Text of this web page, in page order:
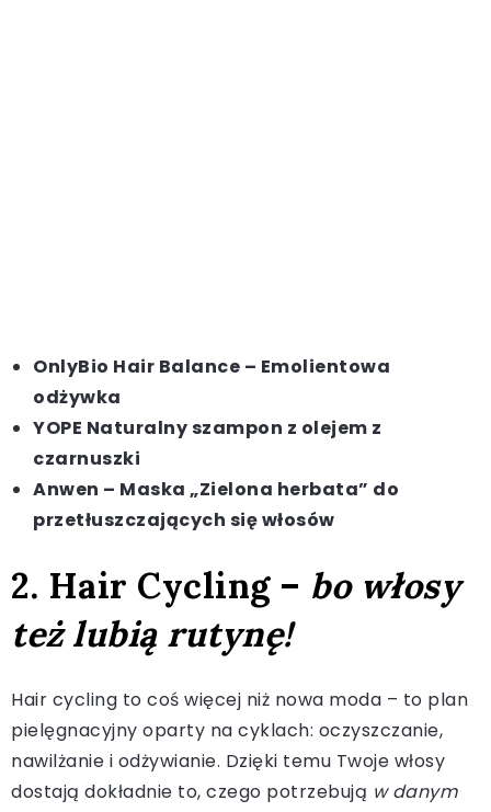
OnlyBio Hair Balance – Emolientowa
odżywka
YOPE Naturalny szampon z olejem z
czarnuszki
Anwen – Maska „Zielona herbata” do
przetłuszczających się włosów
2. Hair Cycling – bo włosy
też lubią rutynę!
Hair cycling to coś więcej niż nowa moda – to plan
pielęgnacyjny oparty na cyklach: oczyszczanie,
nawilżanie i odżywianie. Dzięki temu Twoje włosy
dostają dokładnie to, czego potrzebują w danym